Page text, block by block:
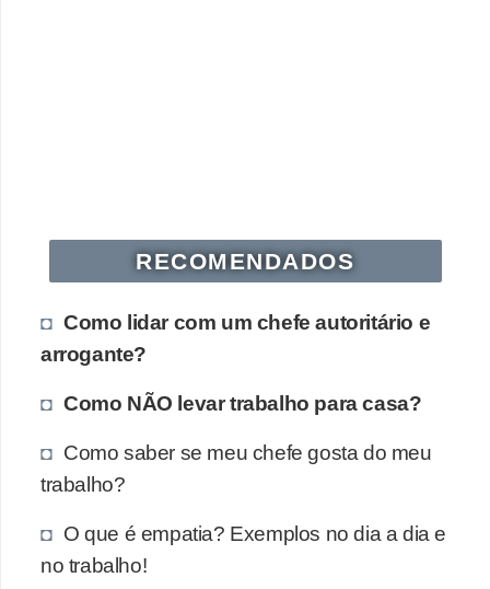
RECOMENDADOS
Como lidar com um chefe autoritário e
arrogante?
Como NÃO levar trabalho para casa?
Como saber se meu chefe gosta do meu
trabalho?
O que é empatia? Exemplos no dia a dia e
no trabalho!